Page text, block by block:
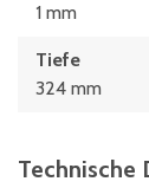
1 mm
Tiefe
324 mm
Technische